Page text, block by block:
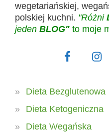
wegetariańskiej,
polskiej kuchni. "Różni
jeden BLOG" to moje
Dieta Bezglutenowa
Dieta Ketogeniczna
Dieta Wegańska